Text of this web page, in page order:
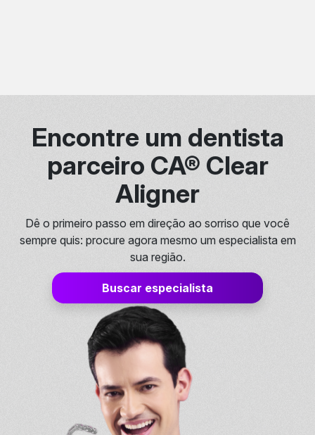
Encontre um dentista
parceiro CA® Clear
Aligner
Dê o primeiro passo em direção ao sorriso que você
sempre quis: procure agora mesmo um especialista em
sua região.
Buscar especialista